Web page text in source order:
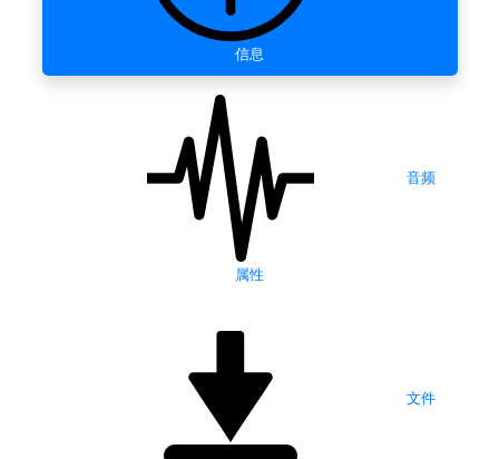
信息
音频
属性
文件